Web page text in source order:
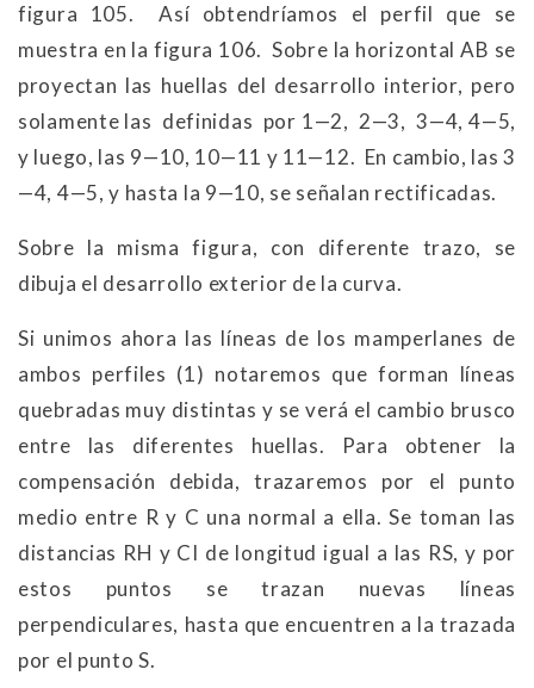
figura 105. Así obtendríamos el perfil que se
muestra en la figura 106. Sobre la horizontal AB se
proyectan las huellas del desarrollo interior, pero
solamente las definidas por 1—2, 2—3, 3—4, 4—5,
y luego, las 9—10, 10—11 y 11—12. En cambio, las 3
—4, 4—5, y hasta la 9—10, se señalan rectificadas.
Sobre la misma figura, con diferente trazo, se
dibuja el desarrollo exterior de la curva.
Si unimos ahora las líneas de los mamperlanes de
ambos perfiles (1) notaremos que forman líneas
quebradas muy distintas y se verá el cambio brusco
entre las diferentes huellas. Para obtener la
compensación debida, trazaremos por el punto
medio entre R y C una normal a ella. Se toman las
distancias RH y CI de longitud igual a las RS, y por
estos puntos se trazan nuevas líneas
perpendiculares, hasta que encuentren a la trazada
por el punto S.